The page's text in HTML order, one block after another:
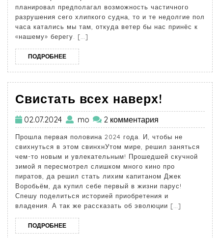
планировал предполагал возможность частичного
разрушения сего хлипкого судна, то и те недолгие пол
часа катались мы там, откуда ветер бы нас принёс к
«нашему» берегу. […]
ПОДРОБНЕЕ
Свистать всех наверх!
02.07.2024 mo 2 комментария
Прошла первая половина 2024 года. И, чтобы не
свихнуться в этом свинхнУтом мире, решил заняться
чем-то новым и увлекательным! Прошедшей скучной
зимой я пересмотрел слишком много кино про
пиратов, да решил стать лихим капитаном Джек
Воробьём, да купил себе первый в жизни парус!
Спешу поделиться историей приобретения и
владения. А так же рассказать об эволюции […]
ПОДРОБНЕЕ